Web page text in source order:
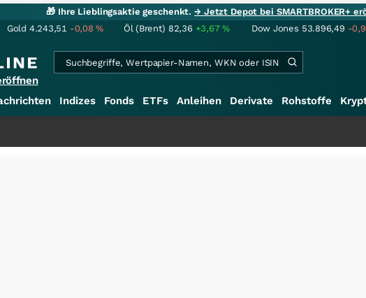
🎁 Ihre Lieblingsaktie geschenkt.→ Jetzt Depot bei SMARTBROKER+
Gold 4.243,51 -0,08% Öl (Brent) 82,36 +3,67% Dow Jones 53.896,49 -
Indizes Fonds ETFs Anleihen Derivate Rohstoffe